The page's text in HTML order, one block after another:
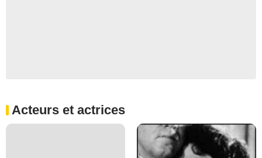
Acteurs et actrices